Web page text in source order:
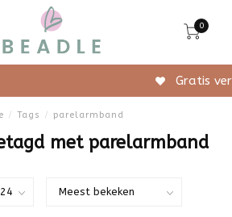
0
/ Tags / parelarmband
met parelarmband